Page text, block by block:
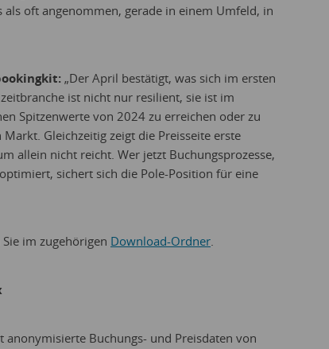
oft angenommen, gerade in einem Umfeld, in
„Der April bestätigt, was sich im ersten
ist nicht nur resilient, sie ist im
Spitzenwerte von 2024 zu erreichen oder zu
Gleichzeitig zeigt die Preisseite erste
allein nicht reicht. Wer jetzt Buchungsprozesse,
sichert sich die Pole-Position für eine
im zugehörigen Download-Ordner
Buchungs- und Preisdaten von